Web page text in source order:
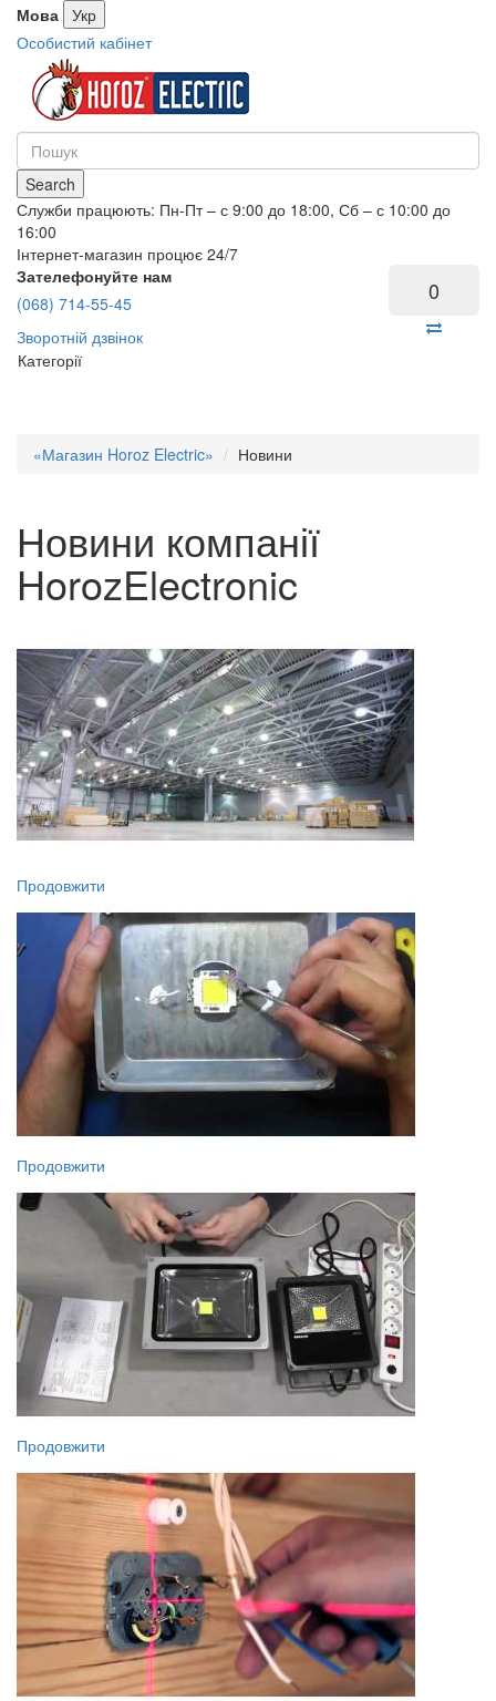
Мова Укр
Особистий кабінет
Search
Служби працюють: Пн-Пт – с 9:00 до 18:00, Сб – с 10:00 до
16:00
Інтернет-магазин процює 24/7
Зателефонуйте нам
(068) 714-55-45
Зворотній дзвінок
0
Категорії
«Магазин Horoz Electric» Новини
Новини компанії
HorozElectronic
Продовжити
Продовжити
Продовжити